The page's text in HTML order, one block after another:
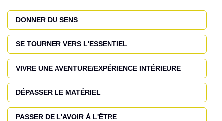
DONNER DU SENS
SE TOURNER VERS L'ESSENTIEL
VIVRE UNE AVENTURE/EXPÉRIENCE INTÉRIEURE
DÉPASSER LE MATÉRIEL
PASSER DE L'AVOIR À L'ÊTRE